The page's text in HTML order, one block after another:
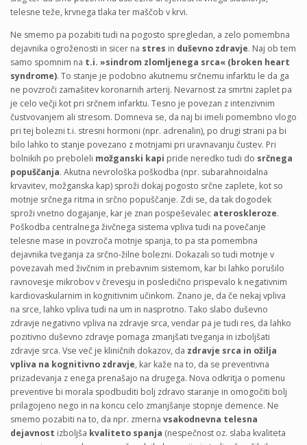
telesne teže, krvnega tlaka ter maščob v krvi.
Ne smemo pa pozabiti tudi na pogosto spregledan, a zelo pomembna
dejavnika ogroženosti in sicer na stres in duševno zdravje. Naj ob tem
samo spomnim na t.i. »sindrom zlomljenega srca« (broken heart
syndrome). To stanje je podobno akutnemu srčnemu infarktu le da ga
ne povzroči zamašitev koronarnih arterij. Nevarnost za smrtni zaplet pa
je celo večji kot pri srčnem infarktu. Tesno je povezan z intenzivnim
čustvovanjem ali stresom. Domneva se, da naj bi imeli pomembno vlogo
pri tej bolezni t.i. stresni hormoni (npr. adrenalin), po drugi strani pa bi
bilo lahko to stanje povezano z motnjami pri uravnavanju čustev. Pri
bolnikih po preboleli možganski kapi pride neredko tudi do srčnega
popuščanja. Akutna nevrološka poškodba (npr. subarahnoidalna
krvavitev, možganska kap) sproži dokaj pogosto srčne zaplete, kot so
motnje srčnega ritma in srčno popuščanje. Zdi se, da tak dogodek
sproži vnetno dogajanje, kar je znan pospeševalec ateroskleroze.
Poškodba centralnega živčnega sistema vpliva tudi na povečanje
telesne mase in povzroča motnje spanja, to pa sta pomembna
dejavnika tveganja za srčno-žilne bolezni. Dokazali so tudi motnje v
povezavah med živčnim in prebavnim sistemom, kar bi lahko porušilo
ravnovesje mikrobov v črevesju in posledično prispevalo k negativnim
kardiovaskularnim in kognitivnim učinkom. Znano je, da če nekaj vpliva
na srce, lahko vpliva tudi na um in nasprotno. Tako slabo duševno
zdravje negativno vpliva na zdravje srca, vendar pa je tudi res, da lahko
pozitivno duševno zdravje pomaga zmanjšati tveganja in izboljšati
zdravje srca. Vse več je kliničnih dokazov, da zdravje srca in ožilja
vpliva na kognitivno zdravje, kar kaže na to, da se preventivna
prizadevanja z enega prenašajo na drugega. Nova odkritja o pomenu
preventive bi morala spodbuditi bolj zdravo staranje in omogočiti bolj
prilagojeno nego in na koncu celo zmanjšanje stopnje demence. Ne
smemo pozabiti na to, da npr. zmerna vsakodnevna telesna
dejavnost izboljša kvaliteto spanja (nespečnost oz. slaba kvaliteta